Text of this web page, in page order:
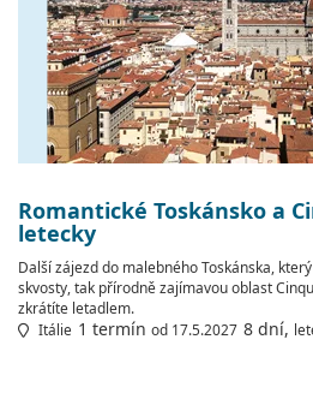
Romantické Toskánsko a
letecky
Další zájezd do malebného Toskánska,
skvosty, tak přírodně zajímavou oblast
zkrátíte letadlem.
Itálie 1 termín od 17.5.2027 8 dní,